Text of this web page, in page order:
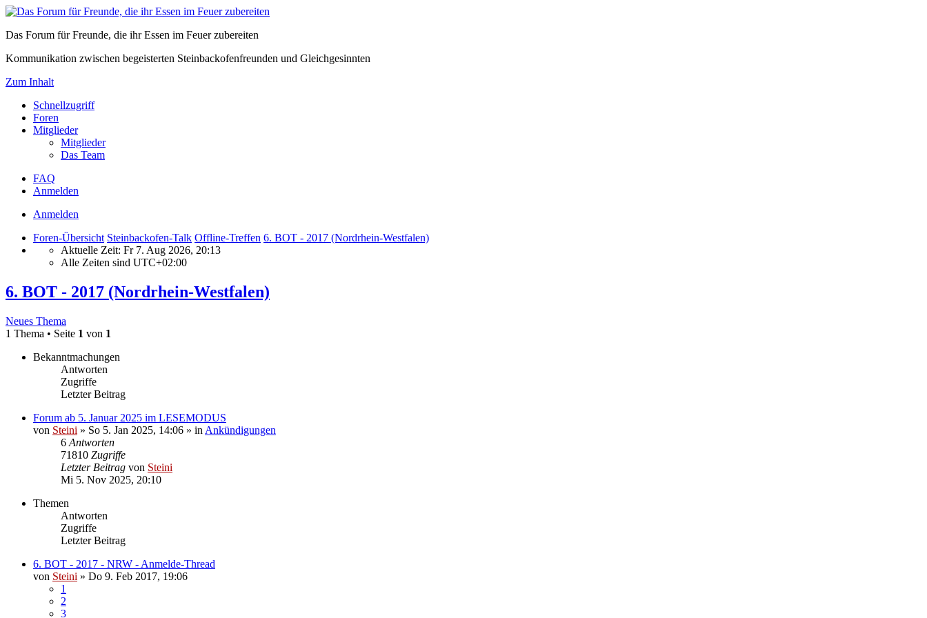
Das Forum für Freunde, die ihr Essen im Feuer zubereiten
Kommunikation zwischen begeisterten Steinbackofenfreunden und Gleichgesinnten
Zum Inhalt
Schnellzugriff
Foren
Mitglieder
Mitglieder
Das Team
FAQ
Anmelden
Anmelden
Foren-Übersicht Steinbackofen-Talk Offline-Treffen 6. BOT - 2017 (Nordrhein-Westfalen)
Aktuelle Zeit: Fr 7. Aug 2026, 20:13
Alle Zeiten sind UTC+02:00
6. BOT - 2017 (Nordrhein-Westfalen)
Neues Thema
1 Thema • Seite 1 von 1
Bekanntmachungen
Antworten
Zugriffe
Letzter Beitrag
Forum ab 5. Januar 2025 im LESEMODUS
von Steini » So 5. Jan 2025, 14:06 » in Ankündigungen
6 Antworten
71810 Zugriffe
Letzter Beitrag von Steini
Mi 5. Nov 2025, 20:10
Themen
Antworten
Zugriffe
Letzter Beitrag
6. BOT - 2017 - NRW - Anmelde-Thread
von Steini » Do 9. Feb 2017, 19:06
1
2
3